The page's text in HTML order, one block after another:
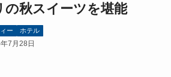
の秋スイーツを堪能
ー ホテル
7月28日